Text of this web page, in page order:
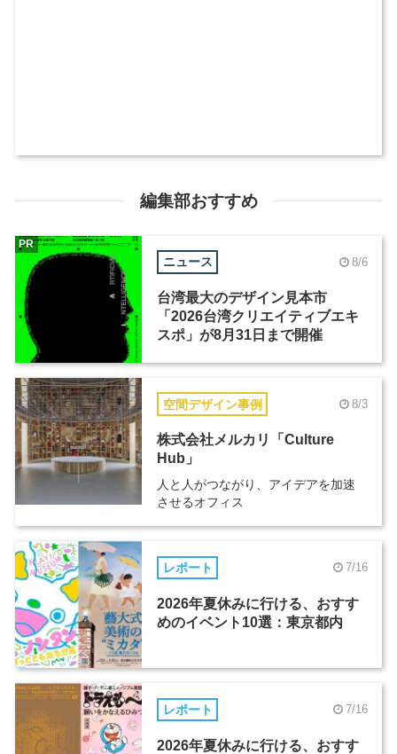
編集部おすすめ
ニュース 8/6
台湾最大のデザイン見本市
「2026台湾クリエイティブエキ
スポ」が8月31日まで開催
PR
空間デザイン事例 8/3
株式会社メルカリ「Culture
Hub」
人と人がつながり、アイデアを加速
させるオフィス
レポート 7/16
2026年夏休みに行ける、おすす
めのイベント10選：東京都内
レポート 7/16
2026年夏休みに行ける、おすす